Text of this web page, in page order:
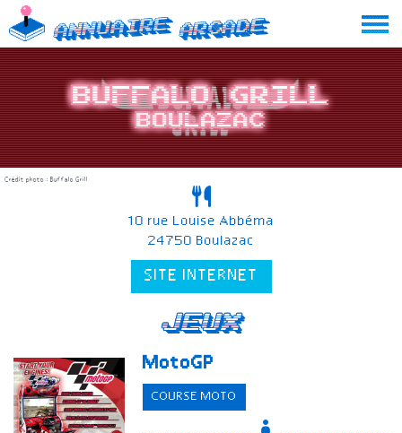
Skip
to
content
Annuaire Arcade
Buffalo Grill
Boulazac
Crédit photo : Buffalo Grill
10 rue Louise Abbéma
24750 Boulazac
SITE INTERNET
Jeux
MotoGP
COURSE MOTO